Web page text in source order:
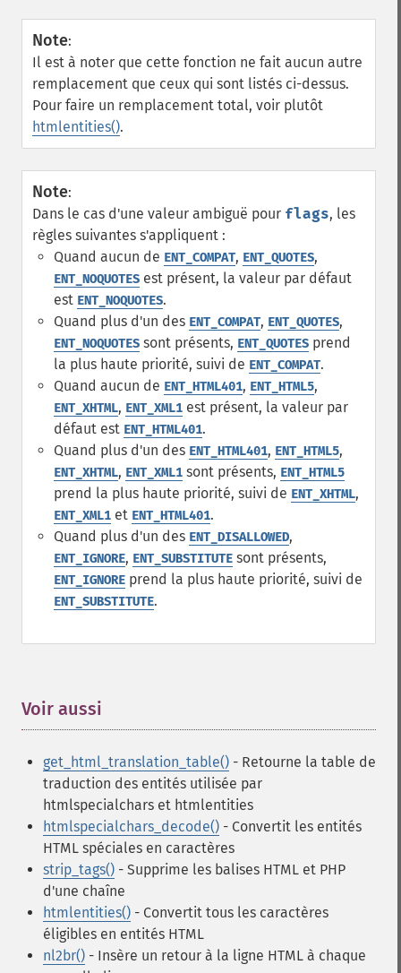
Note:
Il est à noter que cette fonction ne fait aucun autre
remplacement que ceux qui sont listés ci-dessus.
Pour faire un remplacement total, voir plutôt
htmlentities().
Note:
Dans le cas d'une valeur ambiguë pour flags, les
règles suivantes s'appliquent :
Quand aucun de ENT_COMPAT, ENT_QUOTES,
ENT_NOQUOTES est présent, la valeur par défaut
est ENT_NOQUOTES.
Quand plus d'un des ENT_COMPAT, ENT_QUOTES,
ENT_NOQUOTES sont présents, ENT_QUOTES prend
la plus haute priorité, suivi de ENT_COMPAT.
Quand aucun de ENT_HTML401, ENT_HTML5,
ENT_XHTML, ENT_XML1 est présent, la valeur par
défaut est ENT_HTML401.
Quand plus d'un des ENT_HTML401, ENT_HTML5,
ENT_XHTML, ENT_XML1 sont présents, ENT_HTML5
prend la plus haute priorité, suivi de ENT_XHTML,
ENT_XML1 et ENT_HTML401.
Quand plus d'un des ENT_DISALLOWED,
ENT_IGNORE, ENT_SUBSTITUTE sont présents,
ENT_IGNORE prend la plus haute priorité, suivi de
ENT_SUBSTITUTE.
Voir aussi
get_html_translation_table() - Retourne la table de
traduction des entités utilisée par
htmlspecialchars et htmlentities
htmlspecialchars_decode() - Convertit les entités
HTML spéciales en caractères
strip_tags() - Supprime les balises HTML et PHP
d'une chaîne
htmlentities() - Convertit tous les caractères
éligibles en entités HTML
nl2br() - Insère un retour à la ligne HTML à chaque